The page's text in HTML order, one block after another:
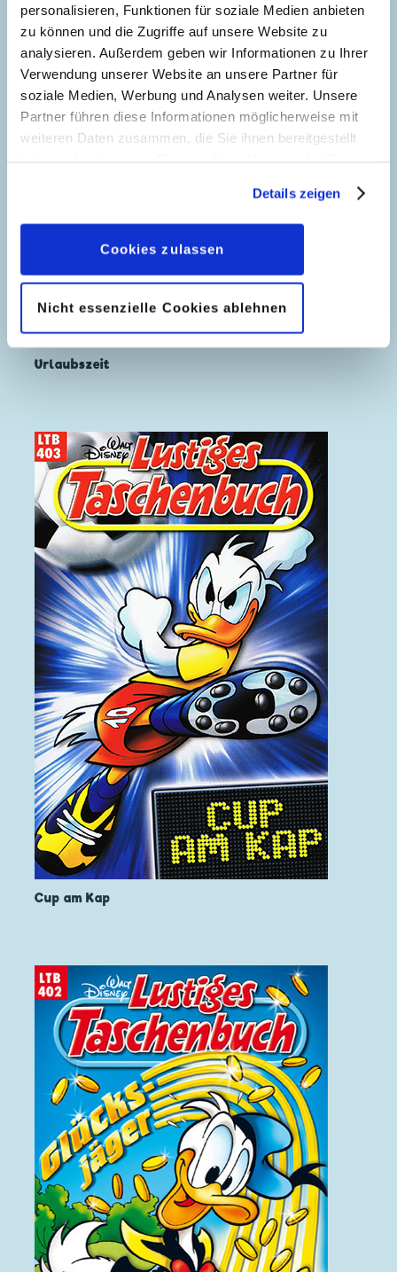
personalisieren, Funktionen für soziale Medien anbieten
zu können und die Zugriffe auf unsere Website zu
analysieren. Außerdem geben wir Informationen zu Ihrer
Verwendung unserer Website an unsere Partner für
soziale Medien, Werbung und Analysen weiter. Unsere
Partner führen diese Informationen möglicherweise mit
weiteren Daten zusammen, die Sie ihnen bereitgestellt
geben, können Sie diese jederzeit in der
Datenschutzerklärungwieder widerrufen.
Details zeigen
Cookies zulassen
Nicht essenzielle Cookies ablehnen
Urlaubszeit
Cup am Kap